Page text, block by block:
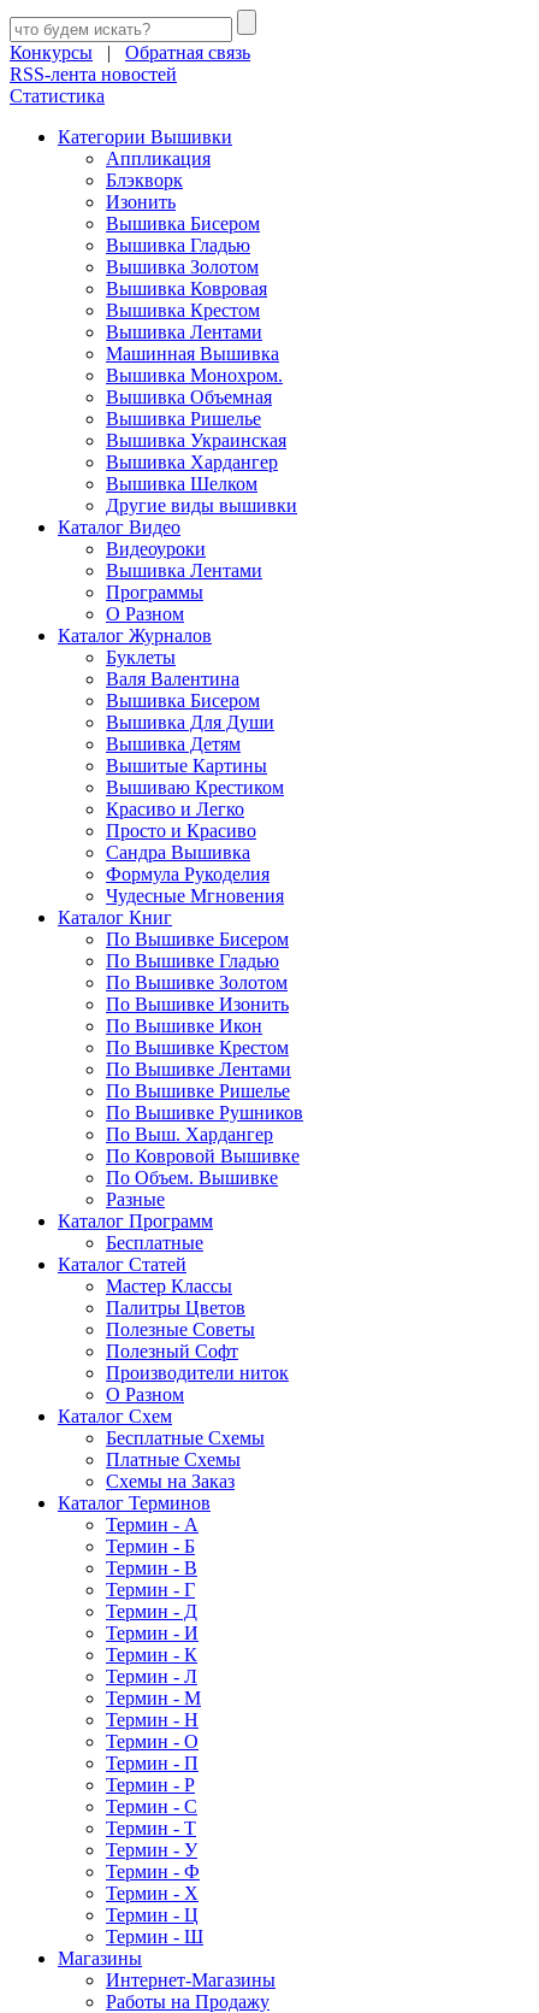
Конкурсы | Обратная связь
RSS-лента новостей
Статистика
Категории Вышивки
Аппликация
Блэкворк
Изонить
Вышивка Бисером
Вышивка Гладью
Вышивка Золотом
Вышивка Ковровая
Вышивка Крестом
Вышивка Лентами
Машинная Вышивка
Вышивка Монохром.
Вышивка Объемная
Вышивка Ришелье
Вышивка Украинская
Вышивка Хардангер
Вышивка Шелком
Другие виды вышивки
Каталог Видео
Видеоуроки
Вышивка Лентами
Программы
О Разном
Каталог Журналов
Буклеты
Валя Валентина
Вышивка Бисером
Вышивка Для Души
Вышивка Детям
Вышитые Картины
Вышиваю Крестиком
Красиво и Легко
Просто и Красиво
Сандра Вышивка
Формула Рукоделия
Чудесные Мгновения
Каталог Книг
По Вышивке Бисером
По Вышивке Гладью
По Вышивке Золотом
По Вышивке Изонить
По Вышивке Икон
По Вышивке Крестом
По Вышивке Лентами
По Вышивке Ришелье
По Вышивке Рушников
По Выш. Хардангер
По Ковровой Вышивке
По Объем. Вышивке
Разные
Каталог Программ
Бесплатные
Каталог Статей
Мастер Классы
Палитры Цветов
Полезные Советы
Полезный Софт
Производители ниток
О Разном
Каталог Схем
Бесплатные Схемы
Платные Схемы
Схемы на Заказ
Каталог Терминов
Термин - А
Термин - Б
Термин - В
Термин - Г
Термин - Д
Термин - И
Термин - К
Термин - Л
Термин - М
Термин - Н
Термин - О
Термин - П
Термин - Р
Термин - С
Термин - Т
Термин - У
Термин - Ф
Термин - Х
Термин - Ц
Термин - Ш
Магазины
Интернет-Магазины
Работы на Продажу